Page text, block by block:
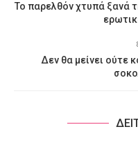
Το παρελθόν χτυπά ξανά
Δεν θα μείνει ούτε